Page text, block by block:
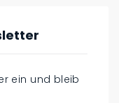
ein und bleib